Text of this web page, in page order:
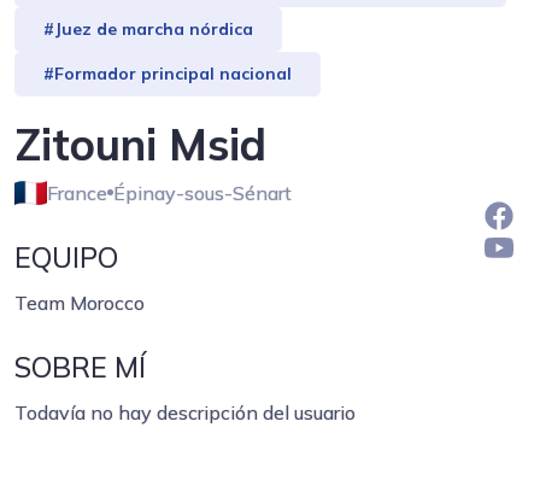
#Juez de marcha nórdica
#Formador principal nacional
Zitouni Msid
France Épinay-sous-Sénart
EQUIPO
Team Morocco
SOBRE MÍ
Todavía no hay descripción del usuario